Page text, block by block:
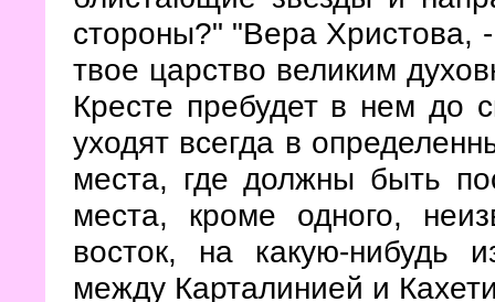
стороны?" "Вера Христова,
твое царство великим
Кресте пребудет в нем до
уходят всегда в
места, где должны быть
места, кроме одного,
восток, на какую-нибудь
между Карталинией и